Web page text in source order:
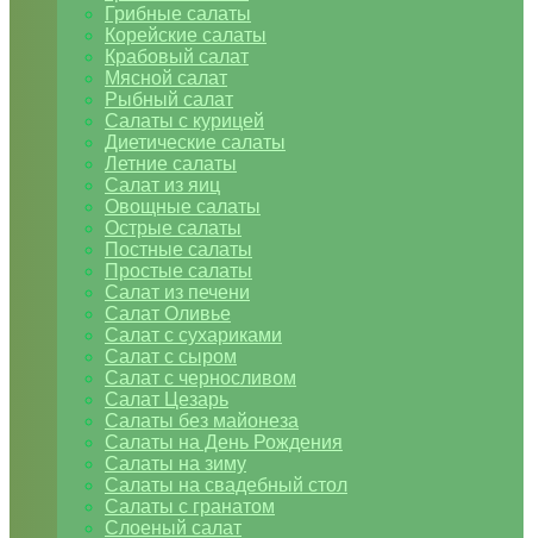
Грибные салаты
Корейские салаты
Крабовый салат
Мясной салат
Рыбный салат
Салаты с курицей
Диетические салаты
Летние салаты
Салат из яиц
Овощные салаты
Острые салаты
Постные салаты
Простые салаты
Салат из печени
Салат Оливье
Салат с сухариками
Салат с сыром
Салат с черносливом
Салат Цезарь
Салаты без майонеза
Салаты на День Рождения
Салаты на зиму
Салаты на свадебный стол
Салаты с гранатом
Слоеный салат